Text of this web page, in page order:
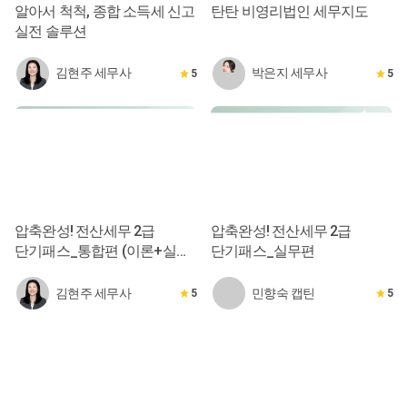
알아서 척척, 종합 소득세 신고
실전 솔루션
김현주 세무사 5
탄탄 비영리법인 세무지도
박은지 세무사 5
압축완성! 전산세무 2급
단기패스_통합편 (이론+실무
김현주 세무사 5
압축완성! 전산세무 2급
단기패스_실무편
민향숙 캡틴 5